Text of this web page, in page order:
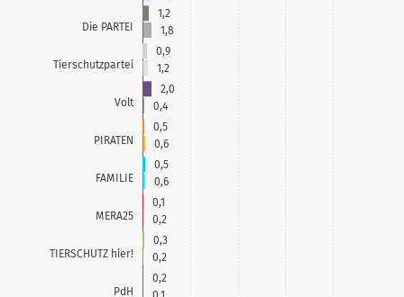
Die PARTEI
Tierschutzpartei
Volt
PIRATEN
FAMILIE
MERA25
TIERSCHUTZ hier!
PdH
1,8
1,2
0,4
0,6
0,6
0,2
0,2
1,2
0,9
2,0
0,5
0,5
0,1
0,3
0,2